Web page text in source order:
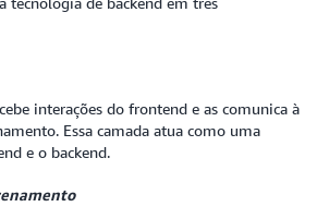
interações do frontend e as comunica à
Essa camada atua como uma
e o backend.